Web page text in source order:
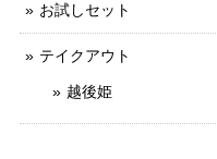
お試しセット
テイクアウト
越後姫